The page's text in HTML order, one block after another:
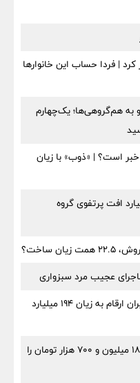
کالابرگ مرداد ۱۴۰۵ تغییر کرد | فردا حساب این خانوارها
دارو به هم‌گروهی‌ها؛ یک‌چهارم
چه خبر است؟ | «ذوب» با زیان
سود معاملاتی، ۲۶۵۱ میلیارد افت پرتفوی گروه
عجیب مرد سبزواری
چرا رشد ۳۵ درصدی درآمد شرکت ایران ارقام به زیان ۱۹۴ میلیارد
قیمت طلا امروز ۱۵ مرداد ۱۴۰۵؛ طلا ۱۸ میلیون و ۷۰۰ هزار تومان را